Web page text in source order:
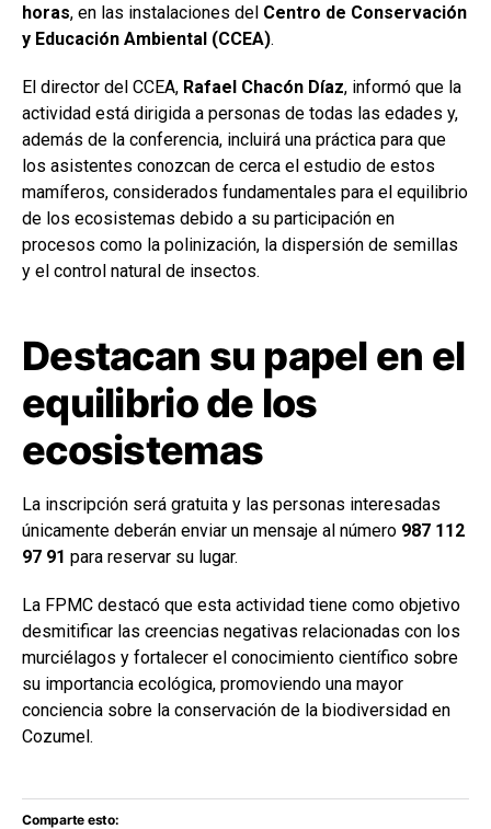
horas, en las instalaciones del Centro de Conservación
y Educación Ambiental (CCEA).
El director del CCEA, Rafael Chacón Díaz, informó que la
actividad está dirigida a personas de todas las edades y,
además de la conferencia, incluirá una práctica para que
los asistentes conozcan de cerca el estudio de estos
mamíferos, considerados fundamentales para el equilibrio
de los ecosistemas debido a su participación en
procesos como la polinización, la dispersión de semillas
y el control natural de insectos.
Destacan su papel en el
equilibrio de los
ecosistemas
La inscripción será gratuita y las personas interesadas
únicamente deberán enviar un mensaje al número 987 112
97 91 para reservar su lugar.
La FPMC destacó que esta actividad tiene como objetivo
desmitificar las creencias negativas relacionadas con los
murciélagos y fortalecer el conocimiento científico sobre
su importancia ecológica, promoviendo una mayor
conciencia sobre la conservación de la biodiversidad en
Cozumel.
Comparte esto: